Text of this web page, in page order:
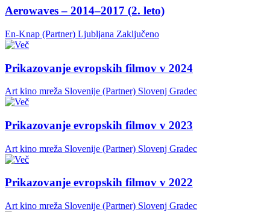
Aerowaves – 2014–2017 (2. leto)
En-Knap (Partner) Ljubljana Zaključeno
Prikazovanje evropskih filmov v 2024
Art kino mreža Slovenije (Partner) Slovenj Gradec
Prikazovanje evropskih filmov v 2023
Art kino mreža Slovenije (Partner) Slovenj Gradec
Prikazovanje evropskih filmov v 2022
Art kino mreža Slovenije (Partner) Slovenj Gradec